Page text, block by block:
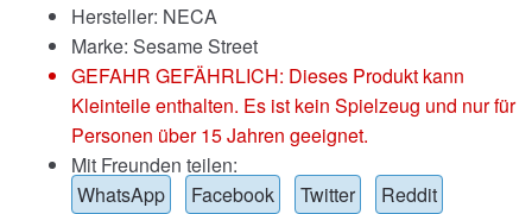
Hersteller: NECA
Marke: Sesame Street
GEFAHR GEFÄHRLICH: Dieses Produkt kann
Kleinteile enthalten. Es ist kein Spielzeug und nur für
Personen über 15 Jahren geeignet.
Mit Freunden teilen:
WhatsApp
Facebook Twitter Reddit